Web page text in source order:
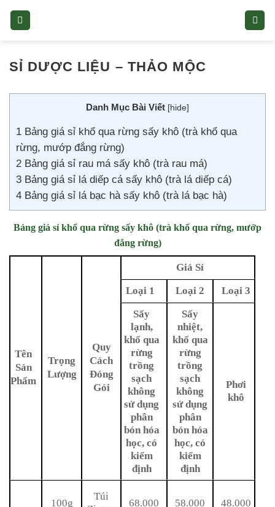
SỈ DƯỢC LIỆU – THẢO MỘC
Danh Mục Bài Viết [hide]
1 Bảng giá sỉ khổ qua rừng sấy khô (trà khổ qua
rừng, mướp đắng rừng)
2 Bảng giá sỉ rau má sấy khô (trà rau má)
3 Bảng giá sỉ lá diếp cá sấy khô (trà lá diếp cá)
4 Bảng giá sỉ lá bạc hà sấy khô (trà lá bạc hà)
Bảng giá sỉ khổ qua rừng sấy khô (trà khổ qua rừng, mướp
đắng rừng)
Tên
Sản
Phẩm
Trọng
Lượng
Quy
Cách
Đóng
Gói
Giá Sỉ
Loại 1
Loại 2
Loại 3
Sấy
lạnh,
khổ qua
rừng
trồng
sạch
không
sử dụng
phân
bón hóa
học, có
kiểm
định
Sấy
nhiệt,
khổ qua
rừng
trồng
sạch
không
sử dụng
phân
bón hóa
học, có
kiểm
định
Phơi
khô
100g
Túi
68.000 58.000 48.000